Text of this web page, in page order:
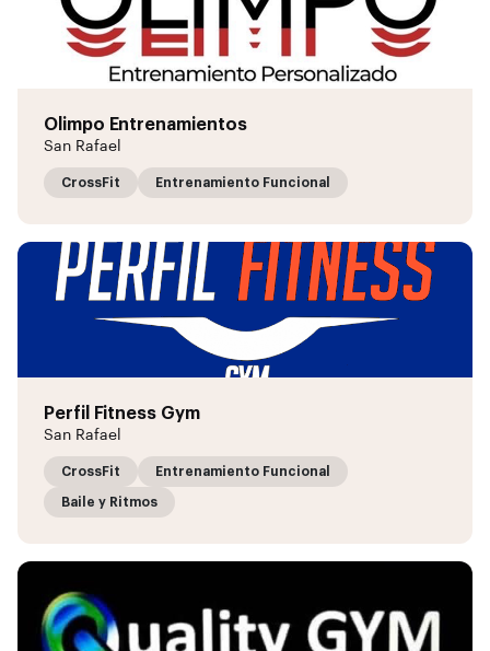
Olimpo Entrenamientos
San Rafael
CrossFit Entrenamiento Funcional
Perfil Fitness Gym
San Rafael
CrossFit Entrenamiento Funcional
Baile y Ritmos